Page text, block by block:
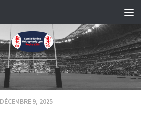
DÉCEMBRE 9, 2025